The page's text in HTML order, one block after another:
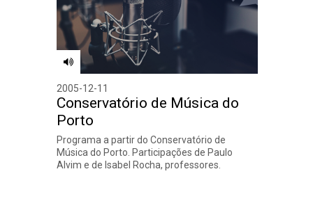
2005-12-11
Conservatório de Música do
Porto
Programa a partir do Conservatório de
Música do Porto. Participações de Paulo
Alvim e de Isabel Rocha, professores.